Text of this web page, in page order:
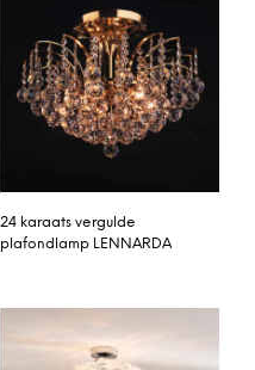
24 karaats vergulde
plafondlamp LENNARDA